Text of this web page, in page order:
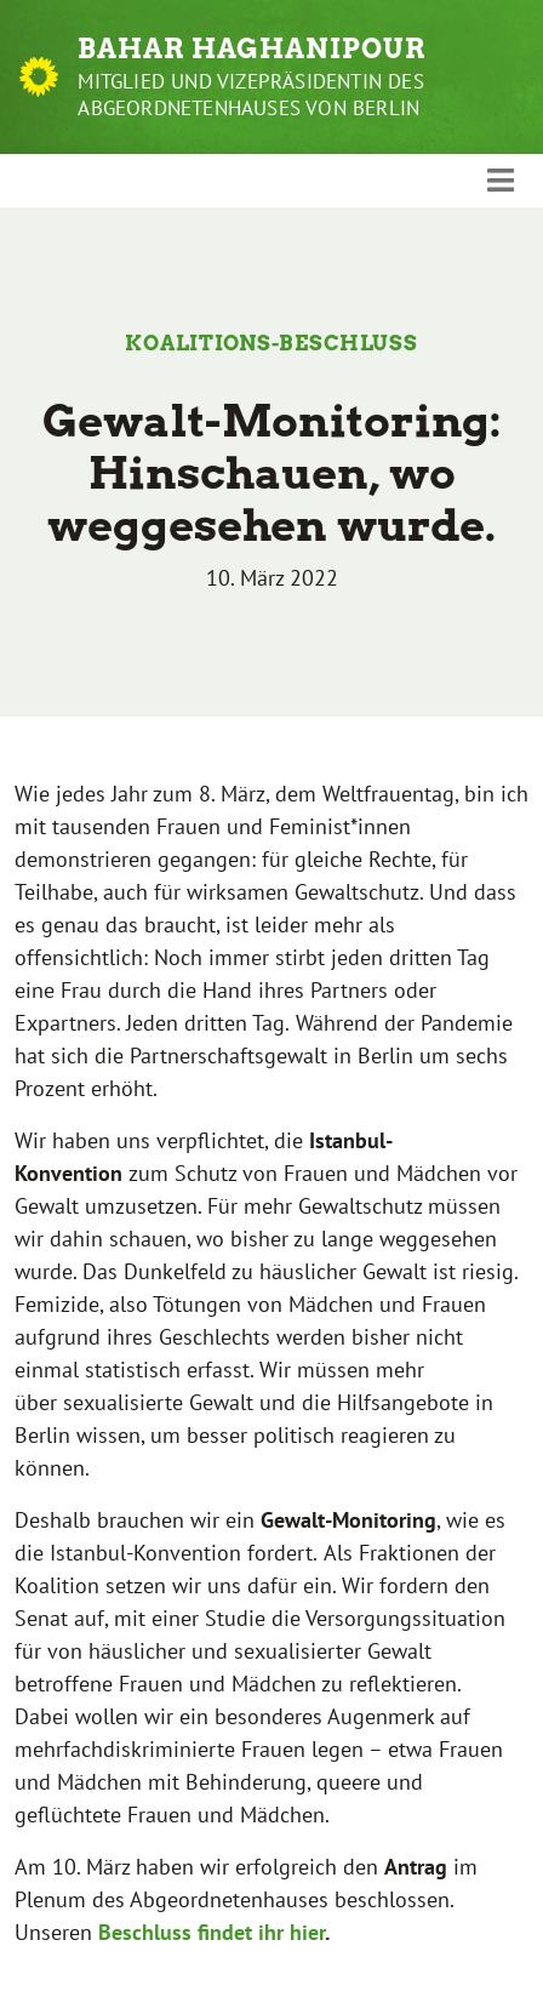
Inhalt
BAHAR HAGHANIPOUR
MITGLIED UND VIZEPRÄSIDENTIN DES
ABGEORDNETENHAUSES VON BERLIN
KOALITIONS-BESCHLUSS
Gewalt-Monitoring:
Hinschauen, wo
weggesehen wurde.
10. März 2022
Wie jedes Jahr zum 8. März, dem Weltfrauentag, bin ich
mit tausenden Frauen und Feminist*innen
demonstrieren gegangen: für gleiche Rechte, für
Teilhabe, auch für wirksamen Gewaltschutz. Und dass
es genau das braucht, ist leider mehr als
offensichtlich: Noch immer stirbt jeden dritten Tag
eine Frau durch die Hand ihres Partners oder
Expartners. Jeden dritten Tag. Während der Pandemie
hat sich die Partnerschaftsgewalt in Berlin um sechs
Prozent erhöht.
Wir haben uns verpflichtet, die Istanbul-
Konvention zum Schutz von Frauen und Mädchen vor
Gewalt umzusetzen. Für mehr Gewaltschutz müssen
wir dahin schauen, wo bisher zu lange weggesehen
wurde. Das Dunkelfeld zu häuslicher Gewalt ist riesig.
Femizide, also Tötungen von Mädchen und Frauen
aufgrund ihres Geschlechts werden bisher nicht
einmal statistisch erfasst. Wir müssen mehr
über sexualisierte Gewalt und die Hilfsangebote in
Berlin wissen, um besser politisch reagieren zu
können.
Deshalb brauchen wir ein Gewalt-Monitoring, wie es
die Istanbul-Konvention fordert. Als Fraktionen der
Koalition setzen wir uns dafür ein. Wir fordern den
Senat auf, mit einer Studie die Versorgungssituation
für von häuslicher und sexualisierter Gewalt
betroffene Frauen und Mädchen zu reflektieren.
Dabei wollen wir ein besonderes Augenmerk auf
mehrfachdiskriminierte Frauen legen – etwa Frauen
und Mädchen mit Behinderung, queere und
geflüchtete Frauen und Mädchen.
Am 10. März haben wir erfolgreich den Antrag im
Plenum des Abgeordnetenhauses beschlossen.
Unseren Beschluss findet ihr hier.